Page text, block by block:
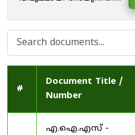
#
Document Title /
Number
എ.ഐ.എസ് -